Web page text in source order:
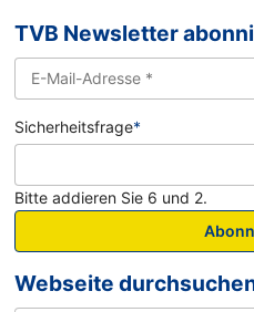
TVB Newsletter
Sicherheitsfrage*
Bitte addieren Sie 6 und 2.
Webseite